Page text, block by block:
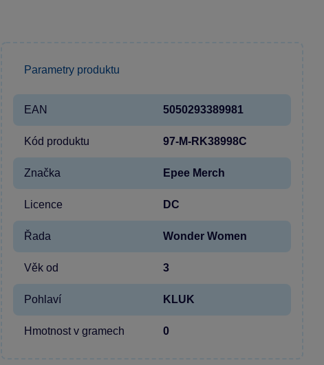
Parametry produktu
EAN 5050293389981
Kód produktu 97-M-RK38998C
Značka Epee Merch
Licence DC
Řada Wonder Women
Věk od 3
Pohlaví KLUK
Hmotnost v gramech 0